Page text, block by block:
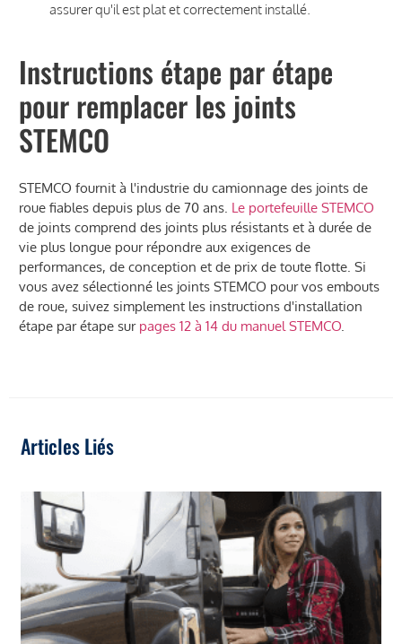
assurer qu'il est plat et correctement installé.
Instructions étape par étape
pour remplacer les joints
STEMCO
STEMCO fournit à l'industrie du camionnage des joints de
roue fiables depuis plus de 70 ans. Le portefeuille STEMCO
de joints comprend des joints plus résistants et à durée de
vie plus longue pour répondre aux exigences de
performances, de conception et de prix de toute flotte. Si
vous avez sélectionné les joints STEMCO pour vos embouts
de roue, suivez simplement les instructions d'installation
étape par étape surpages 12 à 14 du manuel STEMCO.
Articles Liés